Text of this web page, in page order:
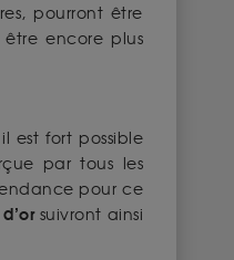
pourront être
encore plus
est fort possible
par tous les
pour ce
suivront ainsi